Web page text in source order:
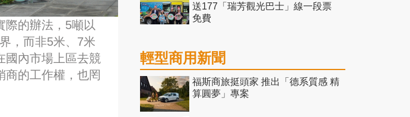
際的辦法，5噸以
，而非5米、7米
國內市場上區去競
商的工作權，也罔
送177「瑞芳觀光巴士」線一段票
免費
輕型商用新聞
福斯商旅挺頭家 推出「德系質感 精
算圓夢」專案